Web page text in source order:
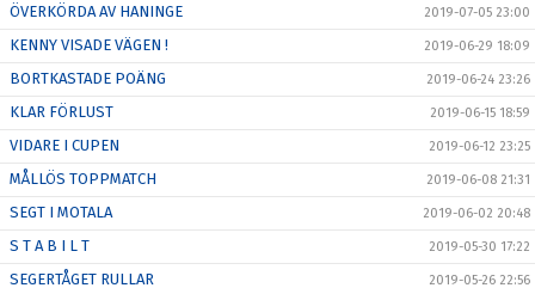
ÖVERKÖRDA AV HANINGE 2019-07-05 23:00
KENNY VISADE VÄGEN ! 2019-06-29 18:09
BORTKASTADE POÄNG 2019-06-24 23:26
KLAR FÖRLUST 2019-06-15 18:59
VIDARE I CUPEN 2019-06-12 23:25
MÅLLÖS TOPPMATCH 2019-06-08 21:31
SEGT I MOTALA 2019-06-02 20:48
S T A B I L T 2019-05-30 17:22
SEGERTÅGET RULLAR 2019-05-26 22:56